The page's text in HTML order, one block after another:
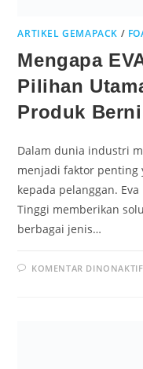
ARTIKEL GEMAPACK /
Mengapa
Pilihan
Produk
Dalam dunia industri
menjadi faktor penting
kepada pelanggan.
Tinggi memberikan
berbagai jenis…
KOMENTAR